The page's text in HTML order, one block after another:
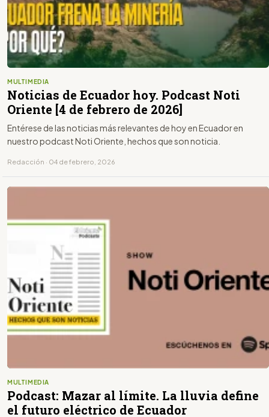
MULTIMEDIA
Noticias de Ecuador hoy. Podcast Noti
Oriente [4 de febrero de 2026]
Entérese de las noticias más relevantes de hoy en Ecuador en
nuestro podcast Noti Oriente, hechos que son noticia.
Redacción · 04 de febrero, 2026
MULTIMEDIA
Podcast: Mazar al límite. La lluvia define
el futuro eléctrico de Ecuador